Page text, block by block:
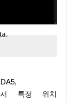
서 특정 위치